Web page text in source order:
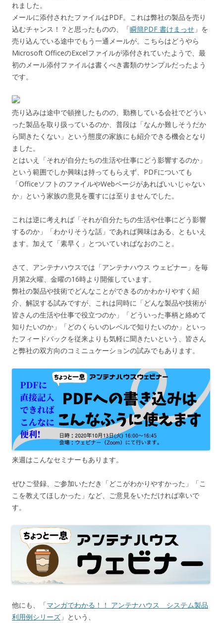
れました。
メールに添付されたファイルはPDF。これは弊社の製品を売り
込むチャンス！？と思ったものの、「瞬簡PDF 書けまっせ 」を
売り込んでいる途中でもう一通メールが。こちらはどうやら
Microsoft OfficeのExcelファイルが添付されていたようで、最
初のメール添付ファイルは書くべき書類のサンプルだったよう
です。
売り込みは途中で頓挫したものの、勤務している会社でどうい
った製品を取り扱っているのか、普段は「なんか難しそうだか
ら聞きたくない」という態度の家族にも紹介できる機会となり
ました。
とはいえ「それが自分たちの生活や仕事にどう影響するのか」
という範囲でしか興味は持ってもらえず、PDFについても
「OfficeソフトのファイルやWebページがあればいいじゃない
か」という家族の意見を覆すには至りませんでした。
これは逆に考えれば「それが自分たちの生活や仕事にどう影響
するのか」「わかりそうな話」であれば興味はある、ともいえ
ます。加えて「素早く」とついていればなおのこと。
さて、アンテナハウスでは「アンテナハウス ウェビナー」を毎
月第2火曜、金曜の16時より開催しています。
弊社の製品や技術でどんなことができるのかわかりやすく紹
介、解説する試みですが、これは同時に「どんな製品や技術が
皆さんの生活や仕事で役立つのか」「どういった事柄と絡めて
知りたいのか」「どのくらいのレベルで知りたいのか」といっ
たフィードバックを従来よりも気軽に聞きたいという、皆さん
と弊社の双方向のコミニュケーションの試みでもあります。
来週はこんなセミナーもあります。
ぜひご登録、ご参加いただき「どこがわかりやすかった」「こ
こを教えてほしかった」など、ご意見をいただければ幸いで
す。
他にも、「マンガでわかる！！ アンテナハウス システム製品
利用例シリーズ 」という、